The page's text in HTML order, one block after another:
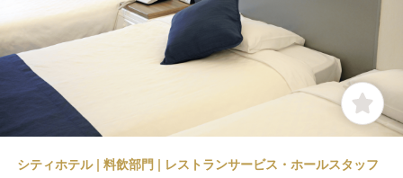
シティホテル | 料飲部門 | レストランサービス・ホールスタッフ